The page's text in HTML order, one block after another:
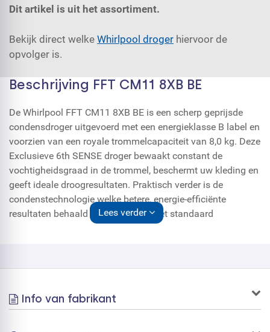
Dit artikel is uit het assortiment.
Bekijk direct welke Whirlpool droger hiervoor de
opvolger is.
Beschrijving FFT CM11 8XB BE
Lees verder
De Whirlpool FFT CM11 8XB BE is een scherp geprijsde
condensdroger uitgevoerd met een energieklasse B label en
voorzien van een royale trommelcapaciteit van 8,0 kg. Deze
Exclusieve 6th SENSE droger bewaakt constant de
vochtigheidsgraad in de trommel, beschermt uw kleding en
geeft ideale droogresultaten. Praktisch verder is de
condenstechnologie welke betere, energie-efficiënte
resultaten behaald in vergelijking met standaard
6TH SENSE detecteert automatisch de hoeveelheid
wasgoed en kiest de juiste tijd voor het
Info van fabrikant